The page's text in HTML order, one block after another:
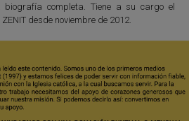
biografía completa. Tiene a su cargo el
desde noviembre de 2012.